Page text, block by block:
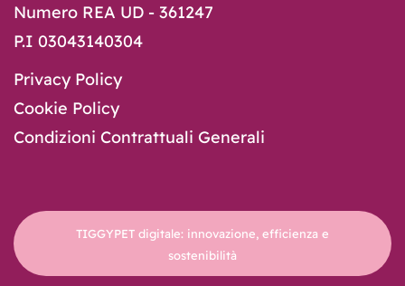
Numero REA UD - 361247
P.I 03043140304
Privacy Policy
Cookie Policy
Condizioni Contrattuali Generali
TIGGYPET digitale: innovazione, efficienza e
sostenibilità